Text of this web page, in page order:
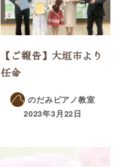
【ご報告】大垣市より
任命
のだみピアノ教室
2023年3月22日